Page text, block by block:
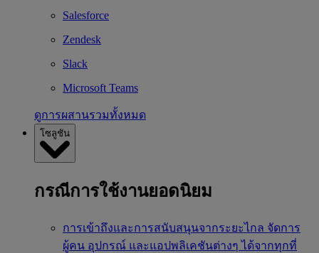
Salesforce
Zendesk
Slack
Microsoft Teams
ดูการผสานรวมทั้งหมด
โซลูชัน
กรณีการใช้งานยอดนิยม
การเข้าถึงและการสนับสนุนจากระยะไกล จัดการ
ผู้คน อุปกรณ์ และแอปพลิเคชันต่างๆ ได้จากทุกที่